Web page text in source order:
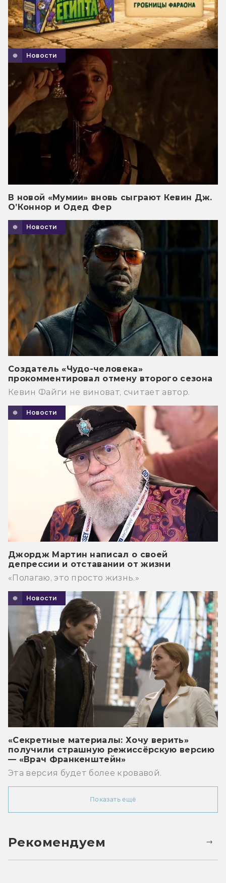
Новости
В новой «Мумии» вновь сыграют Кевин Дж.
О’Коннор и Одед Фер
Новости
Создатель «Чудо-человека»
прокомментировал отмену второго сезона
Кевин Файги не виноват, считает автор.
Новости
Джордж Мартин написал о своей
депрессии и отставании от жизни
«Полагаю, это просто жизнь.»
Новости
«Секретные материалы: Хочу верить»
получили страшную режиссёрскую версию
— «Врач Франкенштейн»
Эта версия будет более кровавой.
Показать ещё
Рекомендуем